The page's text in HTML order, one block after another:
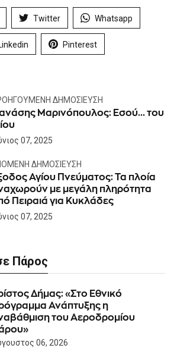
Twitter Whatsapp
Pinterest
ΔΗΜΟΣΊΕΥΣΗ
Μαρινόπουλος: Εσού... του
07, 2025
ΔΗΜΟΣΊΕΥΣΗ
Αγίου Πνεύματος: Τα πλοία
με μεγάλη πληρότητα
Πειραιά για Κυκλάδες
07, 2025
Πάρος
Δήμας: «Στο Εθνικό
Ανάπτυξης η
του Αεροδρομίου
06, 2026